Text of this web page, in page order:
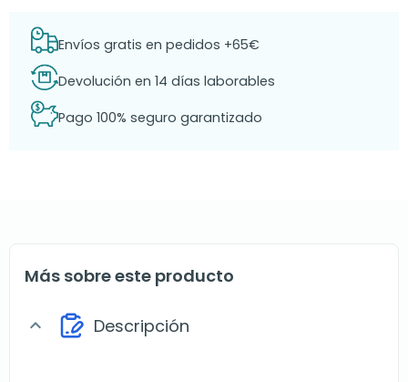
Envíos gratis en pedidos +65€
Devolución en 14 días laborables
Pago 100% seguro garantizado
Más sobre este producto
expand_more Descripción